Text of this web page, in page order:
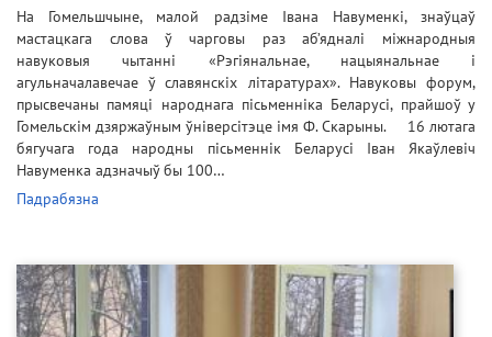
На Гомельшчыне, малой радзіме Івана Навуменкі, знаўцаў
мастацкага слова ў чарговы раз аб’ядналі міжнародныя
навуковыя чытанні «Рэгіянальнае, нацыянальнае і
агульначалавечае ў славянскіх літаратурах». Навуковы форум,
прысвечаны памяці народнага пісьменніка Беларусі, прайшоў у
Гомельскім дзяржаўным ўніверсітэце імя Ф. Скарыны. 16 лютага
бягучага года народны пісьменнік Беларусі Іван Якаўлевіч
Навуменка адзначыў бы 100…
Падрабязна